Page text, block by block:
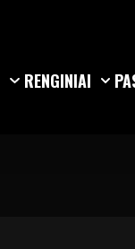
RENGINIAI